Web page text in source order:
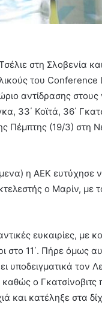
στη Σλοβενία
του Conference
αντίδρασης στους
33΄ Κοϊτά, 36΄
Πέμπτης (19/3) στη
η ΑΕΚ ευτύχησε
ο Μαρίν, με
ευκαιρίες, με
στο 11΄. Πήρε όμως
υποδειγματικά τον
ο
και κατέληξε στα